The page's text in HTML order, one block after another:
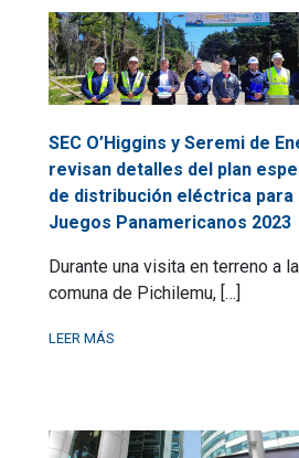
SEC O’Higgins y Seremi de
revisan detalles del plan
de distribución eléctrica para
Juegos Panamericanos 2023
Durante una visita en terreno a la
comuna de Pichilemu, […]
LEER MÁS